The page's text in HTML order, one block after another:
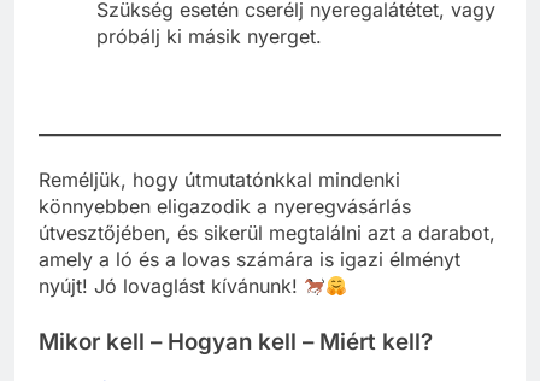
Szükség esetén cserélj nyeregalátétet, vagy
próbálj ki másik nyerget.
Reméljük, hogy útmutatónkkal mindenki
könnyebben eligazodik a nyeregvásárlás
útvesztőjében, és sikerül megtalálni azt a darabot,
amely a ló és a lovas számára is igazi élményt
nyújt! Jó lovaglást kívánunk!
Mikor kell – Hogyan kell – Miért kell?